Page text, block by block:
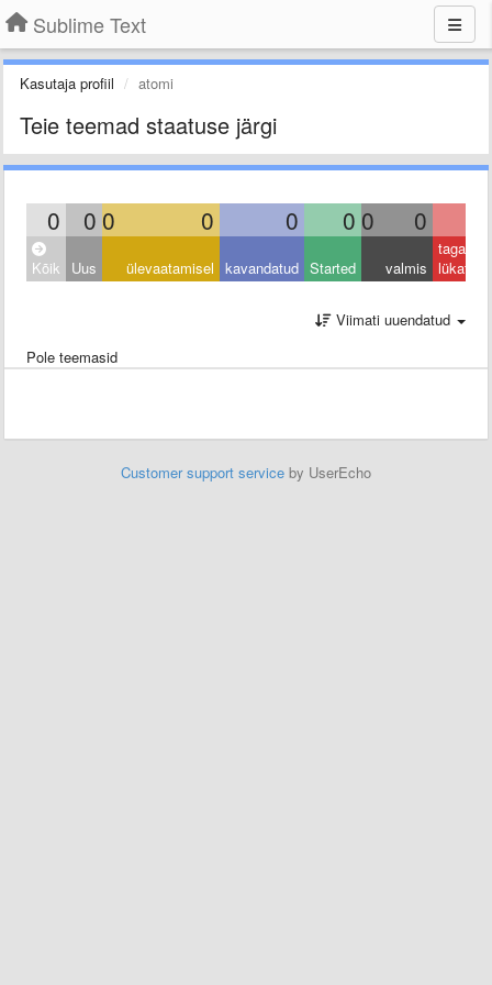
Sublime Text
Kasutaja profiil atomi
Teie teemad staatuse järgi
0 0 0 0 0 0 0 0
Kõik Uus ülevaatamisel kavandatud Started valmis
tagasi
lükatud
Viimati uuendatud
Pole teemasid
Customer support service by UserEcho